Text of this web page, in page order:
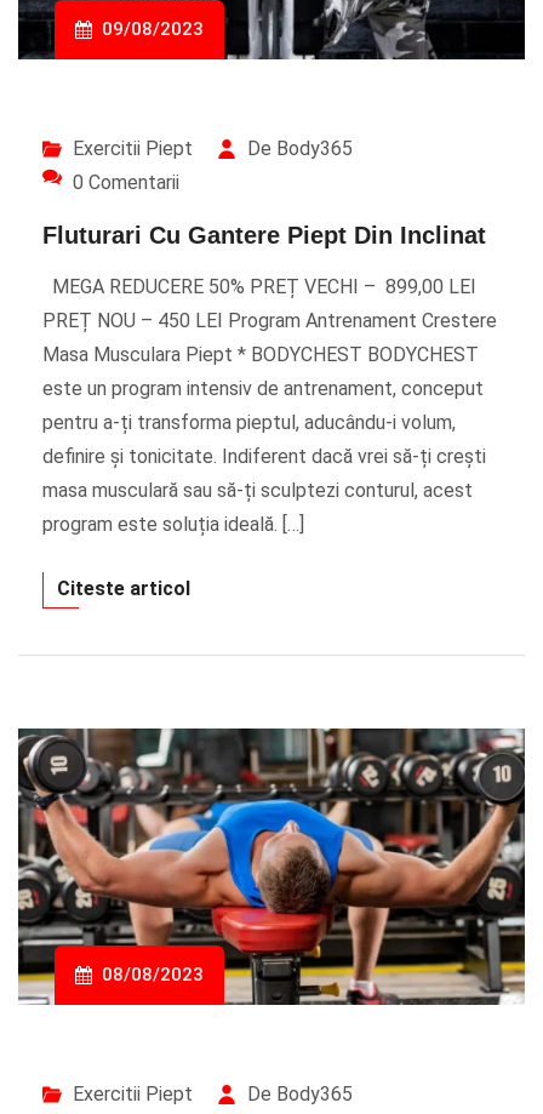
09/08/2023
Exercitii Piept
De Body365
0 Comentarii
Fluturari Cu Gantere Piept Din Inclinat
MEGA REDUCERE 50% PREȚ VECHI – 899,00 LEI
PREȚ NOU – 450 LEI Program Antrenament Crestere
Masa Musculara Piept * BODYCHEST BODYCHEST
este un program intensiv de antrenament, conceput
pentru a-ți transforma pieptul, aducându-i volum,
definire și tonicitate. Indiferent dacă vrei să-ți crești
masa musculară sau să-ți sculptezi conturul, acest
program este soluția ideală. […]
Citeste articol
08/08/2023
Exercitii Piept De Body365